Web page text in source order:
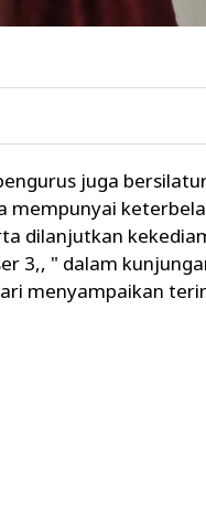
juga
mempunyai
dilanjutkan
3,, " dalam
menyampaikan